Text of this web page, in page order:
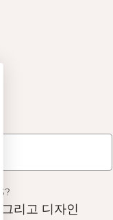
그리고 디자인
GET
OFF